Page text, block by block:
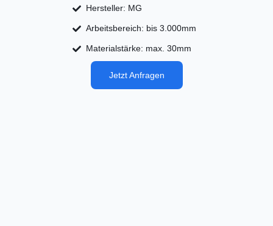
Hersteller: MG
Arbeitsbereich: bis 3.000mm
Materialstärke: max. 30mm
Jetzt Anfragen